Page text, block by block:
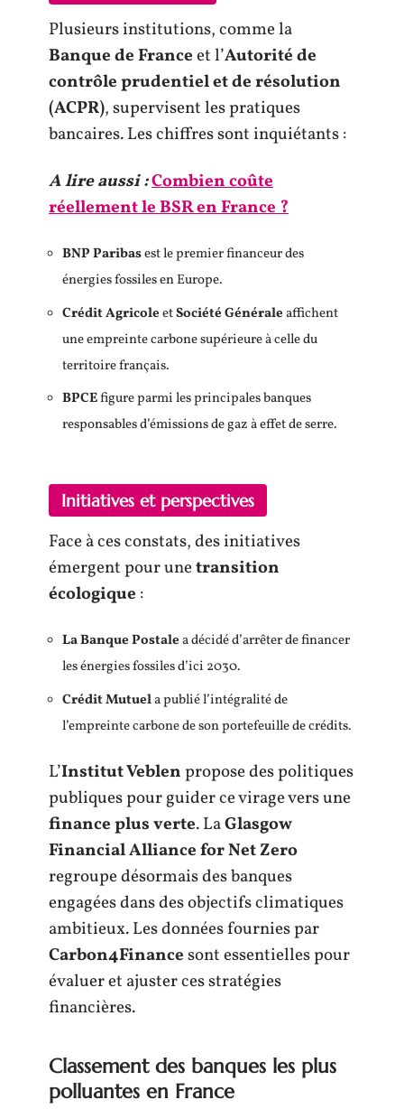
Plusieurs institutions, comme la
Banque de Franceet l’Autorité de
contrôle prudentiel et de résolution
(ACPR), supervisent les pratiques
bancaires. Les chiffres sont inquiétants :
A lire aussi :Combien coûte
réellement le BSR en France ?
BNP Paribasest le premier financeur des
énergies fossiles en Europe.
Crédit AgricoleetSociété Généraleaffichent
une empreinte carbone supérieure à celle du
territoire français.
BPCEfigure parmi les principales banques
responsables d’émissions de gaz à effet de serre.
Initiatives et perspectives
Face à ces constats, des initiatives
émergent pour unetransition
écologique :
La Banque Postalea décidé d’arrêter de financer
les énergies fossiles d’ici 2030.
Crédit Mutuela publié l’intégralité de
l’empreinte carbone de son portefeuille de crédits.
L’Institut Veblenpropose des politiques
publiques pour guider ce virage vers une
finance plus verte. LaGlasgow
Financial Alliance for Net Zero
regroupe désormais des banques
engagées dans des objectifs climatiques
ambitieux. Les données fournies par
Carbon4Financesont essentielles pour
évaluer et ajuster ces stratégies
financières.
Classement des banques les plus
polluantes en France